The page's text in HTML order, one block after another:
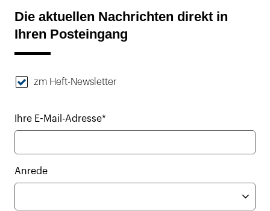
Die aktuellen Nachrichten direkt in
Ihren Posteingang
zm Heft-Newsletter
Ihre E-Mail-Adresse*
Anrede